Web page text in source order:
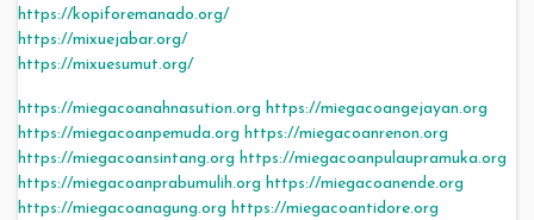
https://kopiforemanado.org/
https://mixuejabar.org/
https://mixuesumut.org/
https://miegacoanahnasution.org https://miegacoangejayan.org
https://miegacoanpemuda.org https://miegacoanrenon.org
https://miegacoansintang.org https://miegacoanpulaupramuka.org
https://miegacoanprabumulih.org https://miegacoanende.org
https://miegacoanagung.org https://miegacoantidore.org